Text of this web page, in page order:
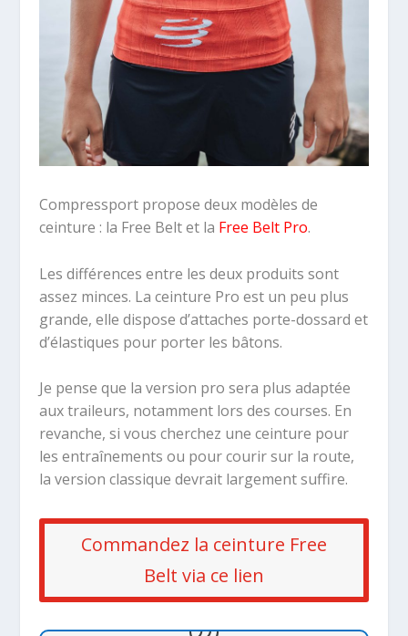
Compressport propose deux modèles de
ceinture : la Free Belt et la Free Belt Pro.
Les différences entre les deux produits sont
assez minces. La ceinture Pro est un peu plus
grande, elle dispose d’attaches porte-dossard et
d’élastiques pour porter les bâtons.
Je pense que la version pro sera plus adaptée
aux traileurs, notamment lors des courses. En
revanche, si vous cherchez une ceinture pour
les entraînements ou pour courir sur la route,
la version classique devrait largement suffire.
Commandez la ceinture Free
Belt via ce lien